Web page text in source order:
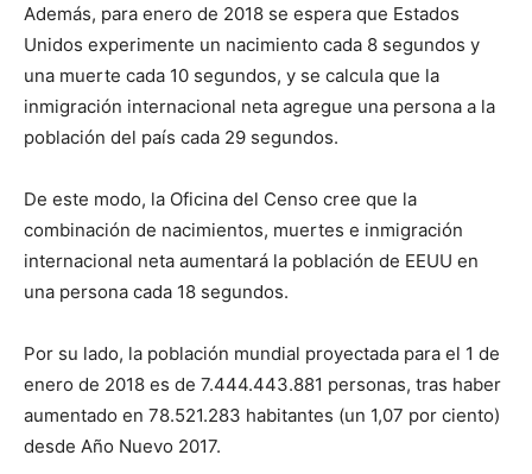
Además, para enero de 2018 se espera que Estados
Unidos experimente un nacimiento cada 8 segundos y
una muerte cada 10 segundos, y se calcula que la
inmigración internacional neta agregue una persona a la
población del país cada 29 segundos.
De este modo, la Oficina del Censo cree que la
combinación de nacimientos, muertes e inmigración
internacional neta aumentará la población de EEUU en
una persona cada 18 segundos.
Por su lado, la población mundial proyectada para el 1 de
enero de 2018 es de 7.444.443.881 personas, tras haber
aumentado en 78.521.283 habitantes (un 1,07 por ciento)
desde Año Nuevo 2017.